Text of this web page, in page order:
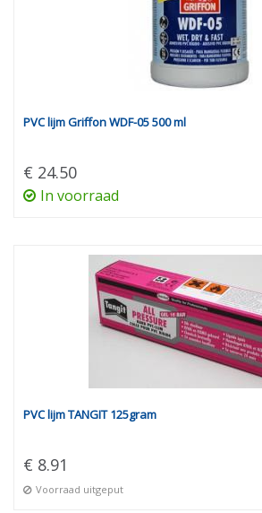
PVC lijm Griffon WDF-05 500 ml
€ 24.50
In voorraad
PVC lijm TANGIT 125gram
€ 8.91
Voorraad uitgeput